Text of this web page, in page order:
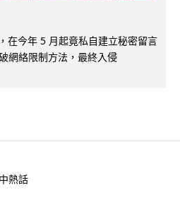
在今年 5 月起竟私自建立秘密留言
網絡限制方法，最終入侵
熱話